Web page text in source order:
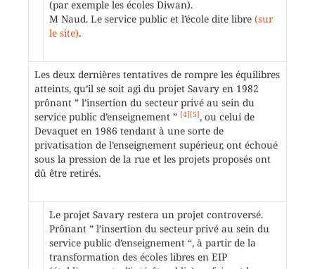
(par exemple les écoles Diwan).
M Naud. Le service public et l’école dite libre (sur
le site).
Les deux dernières tentatives de rompre les équilibres
atteints, qu’il se soit agi du projet Savary en 1982
prônant ” l’insertion du secteur privé au sein du
service public d’enseignement ” [4][5], ou celui de
Devaquet en 1986 tendant à une sorte de
privatisation de l’enseignement supérieur, ont échoué
sous la pression de la rue et les projets proposés ont
dû être retirés.
Le projet Savary restera un projet controversé.
Prônant ” l’insertion du secteur privé au sein du
service public d’enseignement “, à partir de la
transformation des écoles libres en EIP